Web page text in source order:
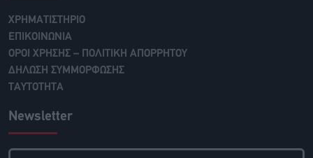
ΧΡΗΜΑΤΙΣΤΗΡΙΟ
ΕΠΙΚΟΙΝΩΝΙΑ
ΟΡΟΙ ΧΡΗΣΗΣ – ΠΟΛΙΤΙΚΗ ΑΠΟΡΡΗΤΟΥ
ΔΗΛΩΣΗ ΣΥΜΜΟΡΦΩΣΗΣ
ΤΑΥΤΟΤΗΤΑ
Newsletter